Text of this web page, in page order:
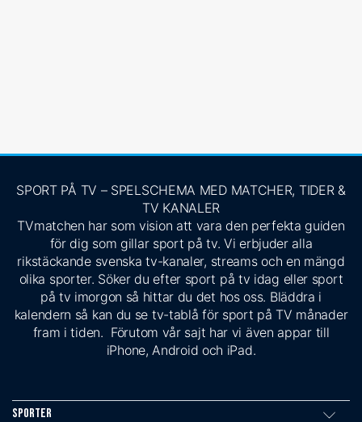
SPORT PÅ TV – SPELSCHEMA MED MATCHER, TIDER &
TV KANALER
TVmatchen har som vision att vara den perfekta guiden
för dig som gillar sport på tv. Vi erbjuder alla
rikstäckande svenska tv-kanaler, streams och en mängd
olika sporter. Söker du efter sport på tv idag eller sport
på tv imorgon så hittar du det hos oss. Bläddra i
kalendern så kan du se tv-tablå för sport på TV månader
fram i tiden. Förutom vår sajt har vi även appar till
iPhone, Android och iPad.
Sporter